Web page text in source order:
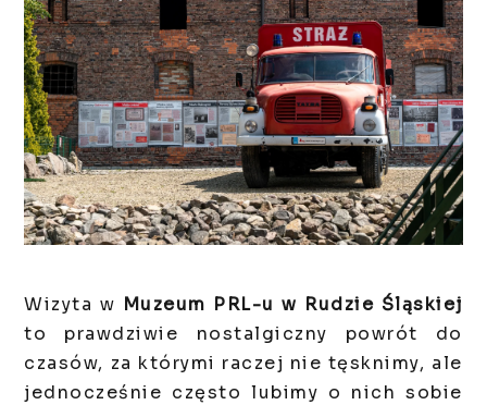
Wizyta w Muzeum PRL-u w Rudzie Śląskiej
to prawdziwie nostalgiczny powrót do
czasów, za którymi raczej nie tęsknimy, ale
jednocześnie często lubimy o nich sobie